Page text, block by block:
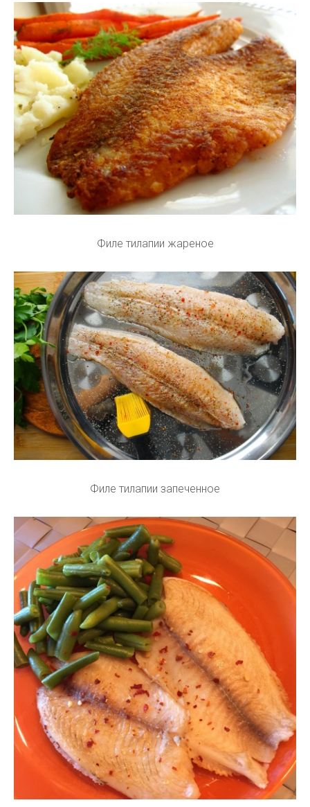
Филе тилапии жареное
Филе тилапии запеченное